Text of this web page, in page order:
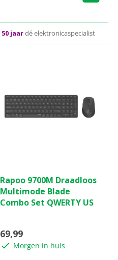
50 jaardé elektronicaspecialist
van
de
5
Rapoo ​9700M Draadloos
Multimode Blade
Combo Set QWERTY US
69,99
Morgen in huis